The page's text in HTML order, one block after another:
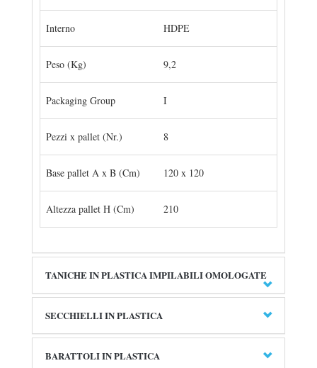
Interno HDPE
Peso (Kg) 9,2
Packaging Group I
Pezzi x pallet (Nr.) 8
Base pallet A x B (Cm) 120 x 120
Altezza pallet H (Cm) 210
TANICHE IN PLASTICA IMPILABILI OMOLOGATE
SECCHIELLI IN PLASTICA
BARATTOLI IN PLASTICA